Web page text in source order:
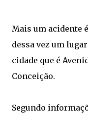
Mais um acidente
dessa vez um
cidade que é
Conceição.
Segundo